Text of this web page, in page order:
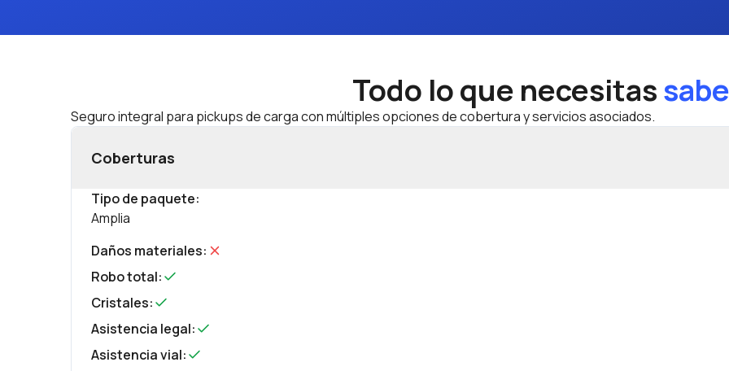
Todo lo que necesitas
Seguro integral para pickups de carga con múltiples opciones de cobertura y servicios asociados.
Coberturas
Tipo de paquete:
Amplia
Daños materiales:
Robo total:
Cristales:
Asistencia legal:
Asistencia vial: